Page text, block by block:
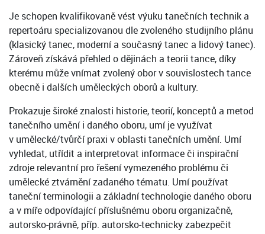
Je schopen kvalifikovaně vést výuku tanečních technik a
repertoáru specializovanou dle zvoleného studijního plánu
(klasický tanec, moderní a současný tanec a lidový tanec).
Zároveň získává přehled o dějinách a teorii tance, díky
kterému může vnímat zvolený obor v souvislostech tance
obecně i dalších uměleckých oborů a kultury.
Prokazuje široké znalosti historie, teorií, konceptů a metod
tanečního umění i daného oboru, umí je využívat
v umělecké/tvůrčí praxi v oblasti tanečních umění. Umí
vyhledat, utřídit a interpretovat informace či inspirační
zdroje relevantní pro řešení vymezeného problému či
umělecké ztvárnění zadaného tématu. Umí používat
taneční terminologii a základní technologie daného oboru
a v míře odpovídající příslušnému oboru organizačně,
autorsko-právně, příp. autorsko-technicky zabezpečit